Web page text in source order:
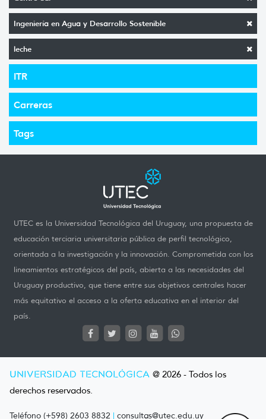
Ingeniería en Agua y Desarrollo Sostenible
leche
ITR
Carreras
Tags
UTEC es la Universidad Tecnológica del Uruguay, una propuesta de
educación terciaria universitaria pública de perfil tecnológico,
orientada a la investigación y la innovación. Comprometida con los
lineamientos estratégicos del país, abierta a las necesidades del
Uruguay productivo, que tiene entre sus objetivos centrales hacer
más equitativo el acceso a la oferta educativa en el interior del
país.
UNIVERSIDAD TECNOLÓGICA @ 2026 - Todos los
derechos reservados.
Teléfono (+598) 2603 8832 | consultas@utec.edu.uy